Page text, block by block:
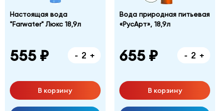
Настоящая вода
"Farwater" Люкс 18,9л
555 ₽ - +
В корзину
Вода природная питьевая
«РусАрт», 18,9л
655 ₽ - +
В корзину